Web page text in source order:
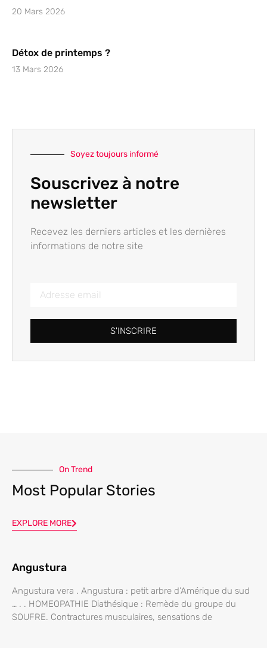
20 Mars 2026
Détox de printemps ?
13 Mars 2026
Soyez toujours informé
Souscrivez à notre
newsletter
Recevez les derniers articles et les dernières
informations de notre site
S'INSCRIRE
On Trend
Most Popular Stories
EXPLORE MORE
Angustura
Angustura vera . Angustura : petit arbre d’Amérique du sud
… . . HOMEOPATHIE Diathésique : Remède du groupe du
SOUFRE. Contractures musculaires, sensations de